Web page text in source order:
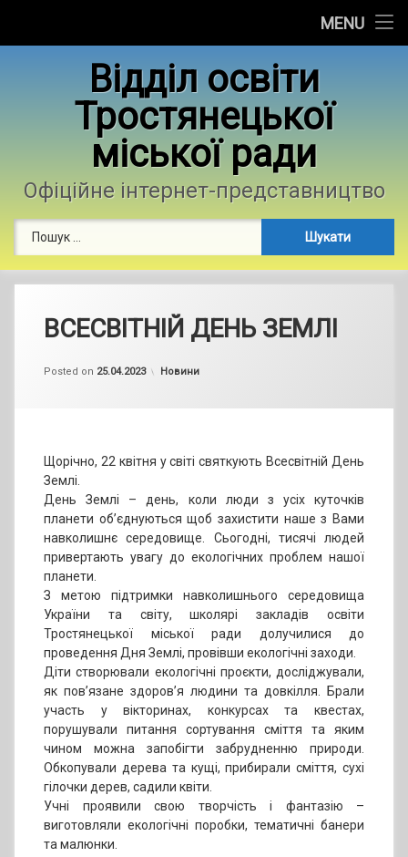
MENU
Контакти
Фотогалерея
Відділ освіти
Тростянецької
міської ради
Офіційне інтернет-представництво
ВСЕСВІТНІЙ ДЕНЬ ЗЕМЛІ
Posted on 25.04.2023
by
Categories:
Новини
Щорічно, 22 квітня у світі святкують Всесвітній День
Землі.
День Землі – день, коли люди з усіх куточків
планети об’єднуються щоб захистити наше з Вами
навколишнє середовище. Сьогодні, тисячі людей
привертають увагу до екологічних проблем нашої
планети.
З метою підтримки навколишнього середовища
України та світу, школярі закладів освіти
Тростянецької міської ради долучилися до
проведення Дня Землі, провівши екологічні заходи.
Діти створювали екологічні проєкти, досліджували,
як пов’язане здоров’я людини та довкілля. Брали
участь у вікторинах, конкурсах та квестах,
порушували питання сортування сміття та яким
чином можна запобігти забрудненню природи.
Обкопували дерева та кущі, прибирали сміття, сухі
гілочки дерев, садили квіти.
Учні проявили свою творчість і фантазію –
виготовляли екологічні поробки, тематичні банери
та малюнки.